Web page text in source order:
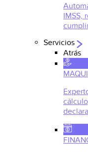
IMSS,
Servicios
Atrás